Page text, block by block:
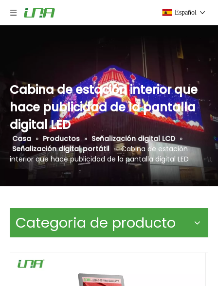
Español
Cabina de estación interior que
hace publicidad de la pantalla
digital LED
Casa » Productos » Señalización digital LCD »
Señalización digital portátil » Cabina de estación
interior que hace publicidad de la pantalla digital LED
Categoria de producto